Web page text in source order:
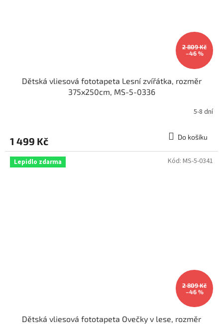
2 809 Kč
–46 %
Dětská vliesová fototapeta Lesní zvířátka, rozměr
375x250cm, MS-5-0336
5-8 dní
1 499 Kč Do košíku
Lepidlo zdarma
2 809 Kč
–46 %
Dětská vliesová fototapeta Ovečky v lese, rozměr
Kód: MS-5-0341